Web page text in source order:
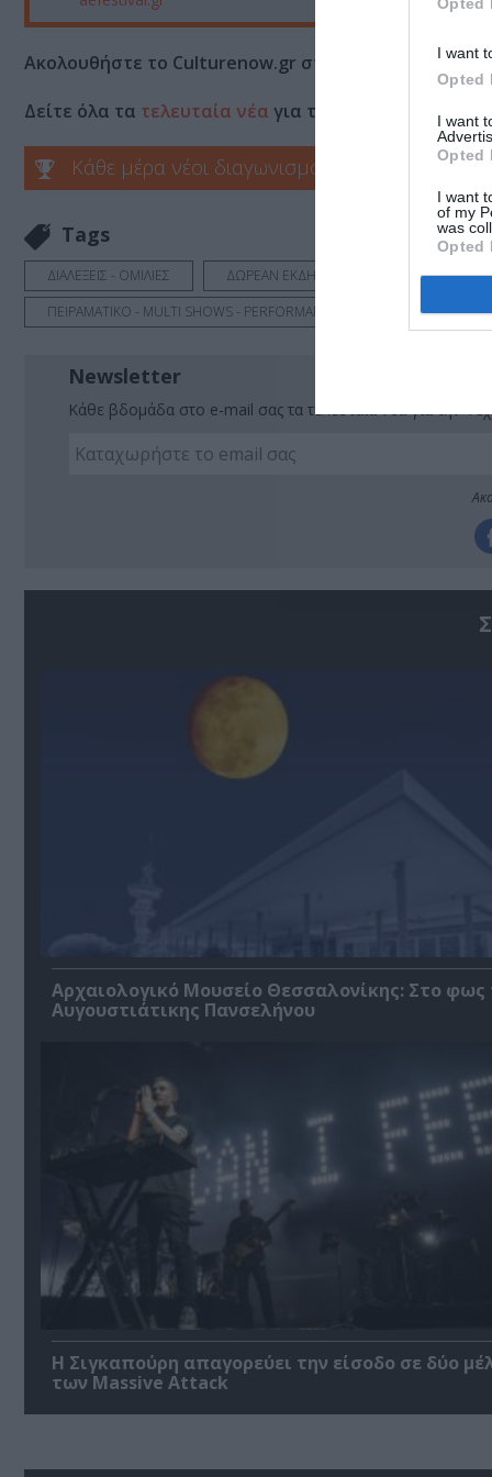
I want
Opted
I want
Opted
I want
of my
was
Opted
Ακολουθήστε το Culturenow.gr στο Google Newsκαι
Δείτε όλα τα τελευταία νέα για την Τέχνη και τον
Κάθε μέρα νέοι διαγωνισμοί στο
Tags
ΔΙΑΛΕΞΕΙΣ - ΟΜΙΛΙΕΣ ΔΩΡΕΑΝ ΕΚΔΗΛΩΣΕΙΣ
ΠΕΙΡΑΜΑΤΙΚΟ - MULTI SHOWS - PERFORMANCE
ΦΕΣΤΙΒΑΛ
Newsletter
Κάθε βδομάδα στο e-mail σας τα τελευταία νέα για την
Αρχαιολογικό Μουσείο Θεσσαλονίκης: Στο φως
Αυγουστιάτικης Πανσελήνου
Η Σιγκαπούρη απαγορεύει την είσοδο σε δύο
των Massive Attack